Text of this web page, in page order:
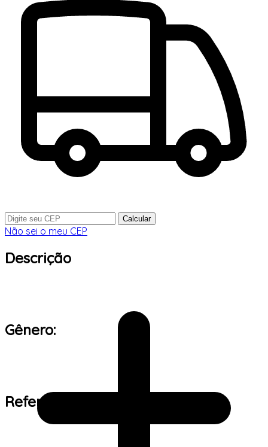
Calcular
Não sei o meu CEP
Descrição
Gênero:
Referência de tamanho: